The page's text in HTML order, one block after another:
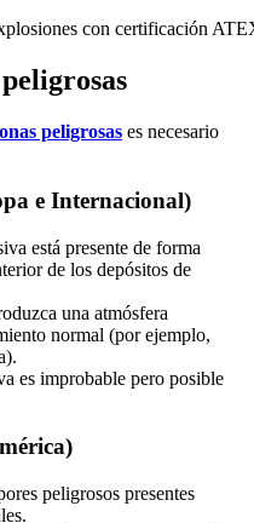
con certificación
peligrosas es necesario
e Internacional)
está presente de forma
de los depósitos de
una atmósfera
normal (por ejemplo,
es improbable pero posible
peligrosos presentes